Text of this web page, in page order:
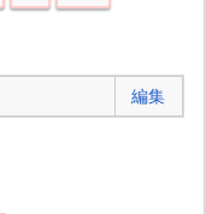
編集